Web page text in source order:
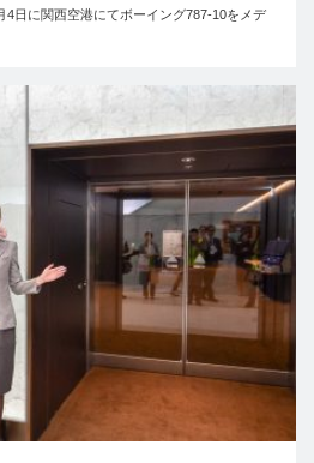
4日に関西空港にてボーイング787-10をメデ